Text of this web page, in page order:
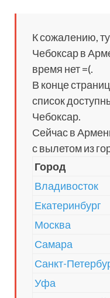
К сожалению,
Чебоксар в
время нет =(.
В конце
список
Чебоксар.
Сейчас в
с вылетом из
Город
Владивосток
Екатеринбург
Москва
Самара
Санкт-
Уфа